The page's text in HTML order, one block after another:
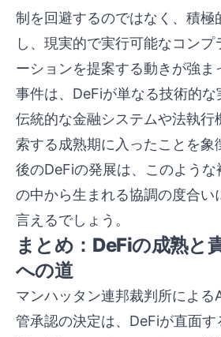
制を回避するのではなく、積極
し、現実的で実行可能なコンプ
ーションを提案する動きが強ま
事件は、DeFiが単なる技術的な
伝統的な金融システムや法執行
索する成熟期に入ったことを象
後のDeFiの発展は、このよう
の中から生まれる協調の度合い
言えるでしょう。
まとめ：DeFiの成熟と
への道
マンハッタン連邦裁判所によ
管承認の決定は、DeFiが直面す